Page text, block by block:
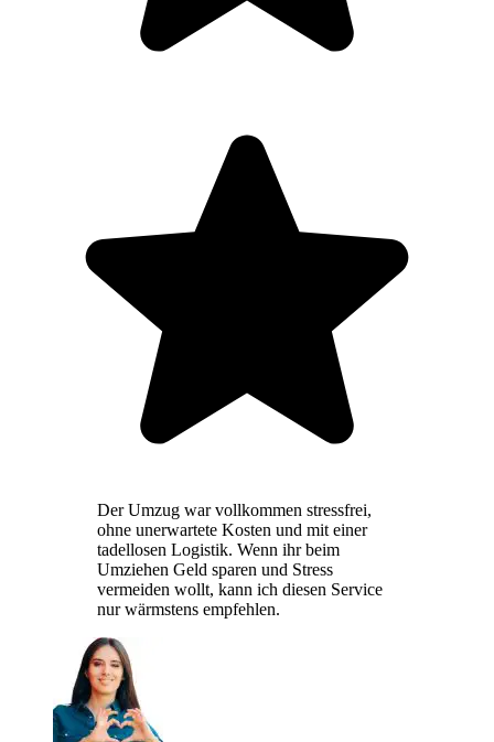
Der Umzug war vollkommen stressfrei,
ohne unerwartete Kosten und mit einer
tadellosen Logistik. Wenn ihr beim
Umziehen Geld sparen und Stress
vermeiden wollt, kann ich diesen Service
nur wärmstens empfehlen.